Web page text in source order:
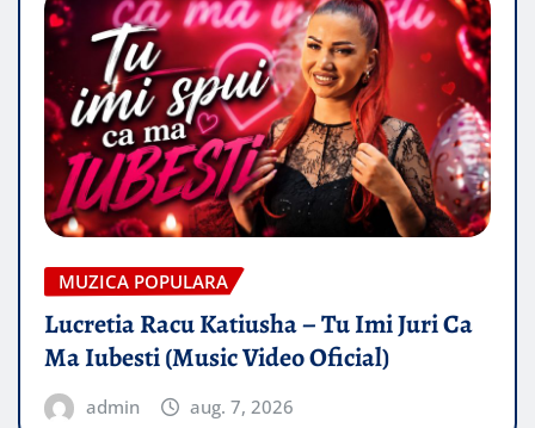
MUZICA POPULARA
Lucretia Racu Katiusha – Tu Imi Juri Ca
Ma Iubesti (Music Video Oficial)
admin aug. 7, 2026